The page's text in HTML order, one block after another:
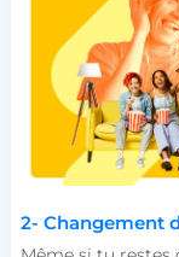
2- Changement